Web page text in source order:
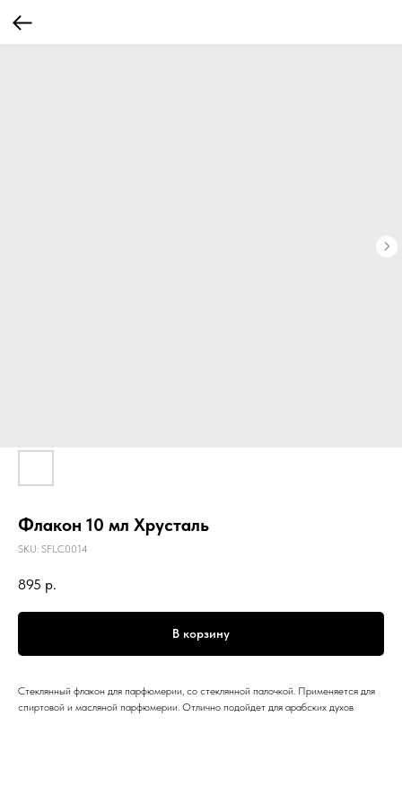
Флакон 10 мл Хрусталь
SKU: SFLC0014
895 р.
В корзину
Стеклянный флакон для парфюмерии, со стеклянной палочкой. Применяется для
спиртовой и масляной парфюмерии. Отлично подойдет для арабских духов